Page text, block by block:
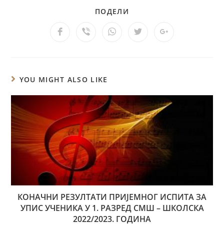
ПОДЕЛИ
YOU MIGHT ALSO LIKE
КОНАЧНИ РЕЗУЛТАТИ ПРИЈЕМНОГ ИСПИТА ЗА
УПИС УЧЕНИКА У 1. РАЗРЕД СМШ – ШКОЛСКА
2022/2023. ГОДИНА